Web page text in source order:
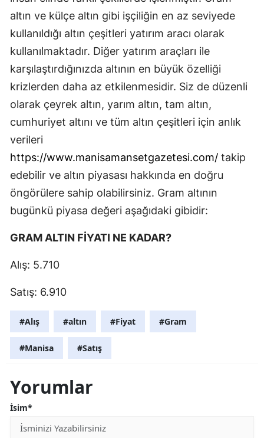
altın ve külçe altın gibi işçiliğin en az seviyede
kullanıldığı altın çeşitleri yatırım aracı olarak
kullanılmaktadır. Diğer yatırım araçları ile
karşılaştırdığınızda altının en büyük özelliği
krizlerden daha az etkilenmesidir. Siz de düzenli
olarak çeyrek altın, yarım altın, tam altın,
cumhuriyet altını ve tüm altın çeşitleri için anlık
verileri
https://www.manisamansetgazetesi.com/ takip
edebilir ve altın piyasası hakkında en doğru
öngörülere sahip olabilirsiniz. Gram altının
bugünkü piyasa değeri aşağıdaki gibidir:
GRAM ALTIN FİYATI NE KADAR?
Alış: 5.710
Satış: 6.910
#Alış #altın #Fiyat #Gram
#Manisa #Satış
Yorumlar
İsim*